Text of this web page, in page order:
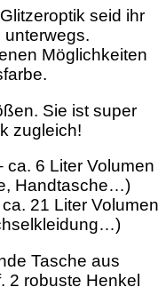
seid ihr
unterwegs.
Möglichkeiten
Sie ist super
zugleich!
ca. 6 Liter Volumen
Handtasche…)
21 Liter Volumen
Tasche aus
2 robuste Henkel